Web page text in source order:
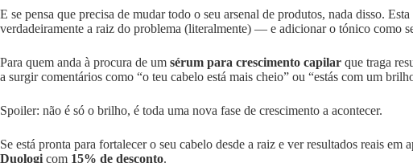
E se pensa que precisa de mudar todo o seu arsenal de produtos, nada disso.
verdadeiramente a raiz do problema (literalmente) — e adicionar o tónico como
Para quem anda à procura de um sérum para crescimento capilar que traga
a surgir comentários como “o teu cabelo está mais cheio” ou “estás com um
Spoiler: não é só o brilho, é toda uma nova fase de crescimento a acontecer.
Se está pronta para fortalecer o seu cabelo desde a raiz e ver resultados reais
Duologi com 15% de desconto.